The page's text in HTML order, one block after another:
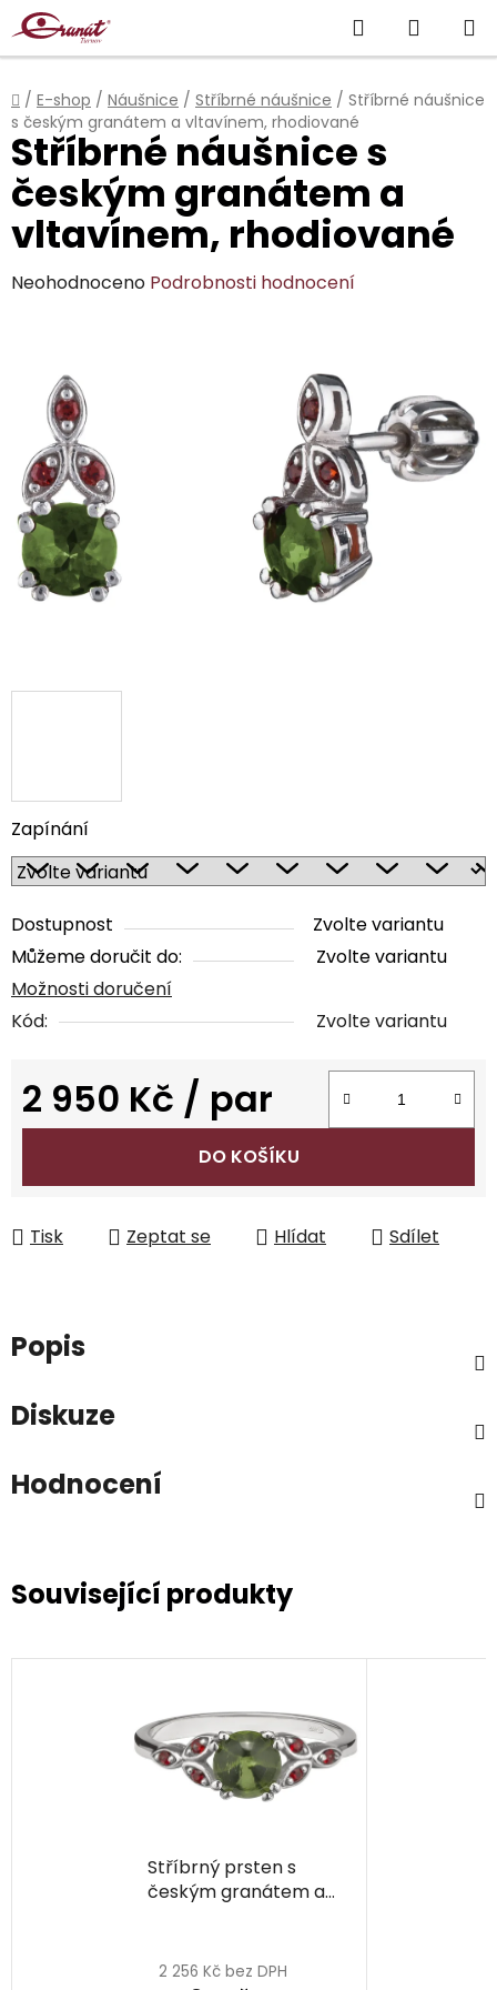
Přejít
na
obsah
Hledat
KOŠÍK
Domů
/ E-shop / Náušnice / Stříbrné náušnice / Stříbrné náušnice
s českým granátem a vltavínem, rhodiované
Zapínání
Dostupnost
Zvolte variantu
Můžeme doručit do:
Zvolte variantu
Možnosti doručení
Kód:
Zvolte variantu
2 950 Kč / par
Měrná cena:
DO KOŠÍKU
Tisk Zeptat se Hlídat Sdílet
Stříbrné náušnice s
českým granátem a
vltavínem, rhodiované
Průměrné
hvězdiček.
Neohodnoceno Podrobnosti hodnocení
Popis
Diskuze
Hodnocení
Související produkty
Stříbrný prsten s
českým granátem a
hodnocení
2 256 Kč bez DPH